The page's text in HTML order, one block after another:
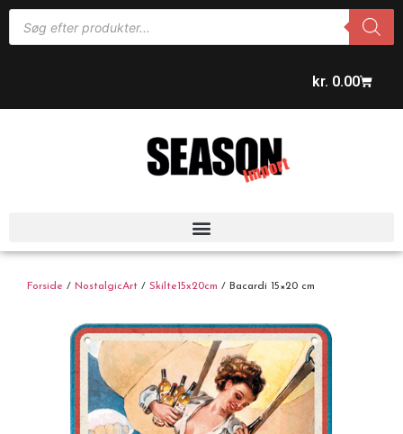
kr. 0.00
Forside / NostalgicArt / Skilte15x20cm / Bacardi 15×20 cm